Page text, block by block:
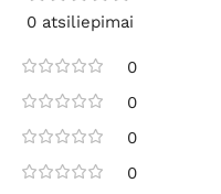
0 atsiliepimai
0
0
0
0